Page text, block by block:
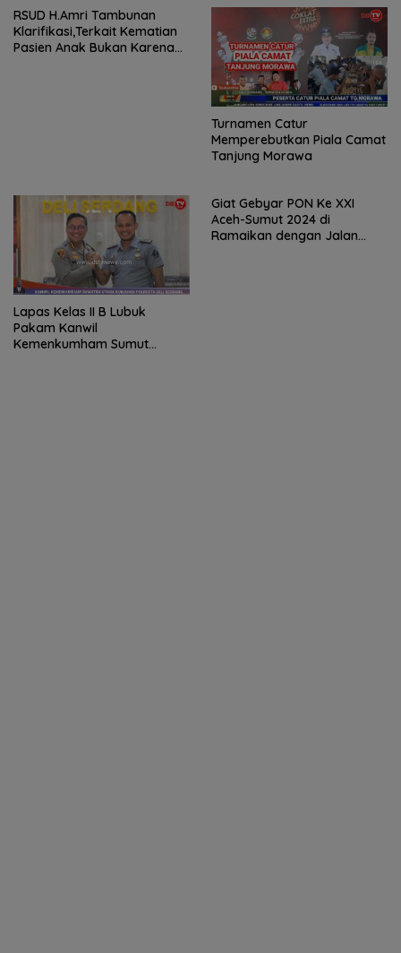
RSUD H.Amri Tambunan
Klarifikasi,Terkait Kematian
Pasien Anak Bukan Karena
Turnamen Catur
Memperebutkan Piala Camat
Tanjung Morawa
Lapas Kelas II B Lubuk
Pakam Kanwil
Kemenkumham Sumut
Giat Gebyar PON Ke XXI
Aceh-Sumut 2024 di
Ramaikan dengan Jalan